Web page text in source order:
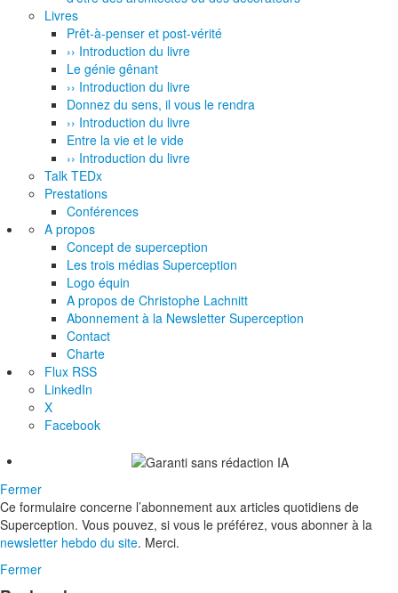
Livres
Prêt-à-penser et post-vérité
›› Introduction du livre
Le génie gênant
›› Introduction du livre
Donnez du sens, il vous le rendra
›› Introduction du livre
Entre la vie et le vide
›› Introduction du livre
Talk TEDx
Prestations
Conférences
A propos
Concept de superception
Les trois médias Superception
Logo équin
A propos de Christophe Lachnitt
Abonnement à la Newsletter Superception
Contact
Charte
Flux RSS
LinkedIn
X
Facebook
Fermer
Ce formulaire concerne l’abonnement aux articles quotidiens de
Superception. Vous pouvez, si vous le préférez, vous abonner à la
newsletter hebdo du site. Merci.
Fermer